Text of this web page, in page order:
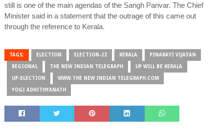
still is one of the main agendas of the Sangh Parivar. The Chief
Minister said in a statement that the outrage of this came out
through the reference to Kerala.
TAGS: ELECTION ELECTION-22 KERALA PINARAYI VIJAYAN
REGIONAL THE NEW INDIAN TELEGRAPH UP WILL BE KERALA
UP-ELECTION WWW.THE NEW INDIAN TELEGRAPH.COM
YOGI ADHITHYANATH